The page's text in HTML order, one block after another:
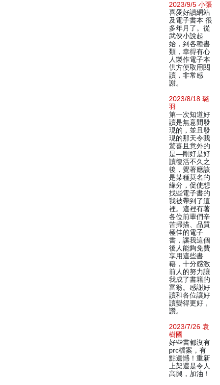
2023/9/5 小張
喜愛好讀網站
及電子書本 很
多年月了。從
武俠小說起
始，到各種書
類，幸得有心
人製作電子本
供方便取用閱
讀，非常感
謝。
2023/8/18 璐
羽
第一次知道好
讀是無意間發
現的，並且發
現的那天令我
驚喜且意外的
是—剛好是好
讀復活不久之
後，覺著應該
是某種莫名的
緣分，促使想
找些電子書的
我被帶到了這
裡。這裡有著
各位前輩們辛
苦掃描、品質
極佳的電子
書，讓我這個
後人能夠免費
享用這些書
籍，十分感激
前人的努力讓
我成了書籍的
富翁。感謝好
讀和各位讓好
讀變得更好，
讚。
2023/7/26 袁
樹國
好些書都沒有
prc檔案，有
點遺憾！重新
上架還是令人
高興，加油！